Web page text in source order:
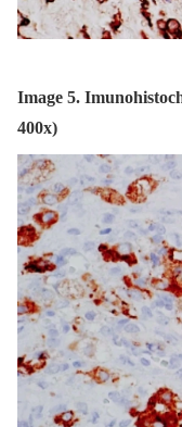
Image 5.
400x)